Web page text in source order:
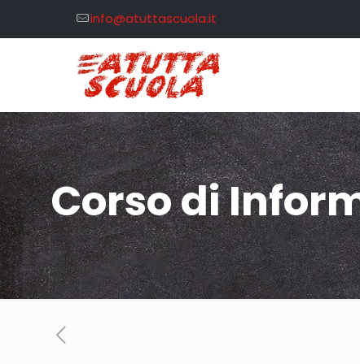
info@atuttascuola.it
Corso di